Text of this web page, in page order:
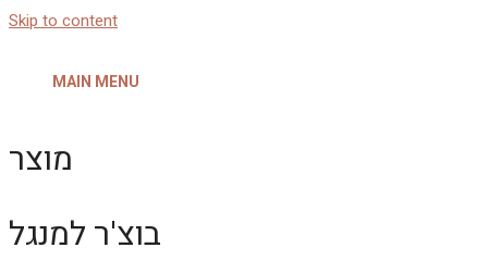
Skip to content
MAIN MENU
מוצר
בוצ'ר למנגל